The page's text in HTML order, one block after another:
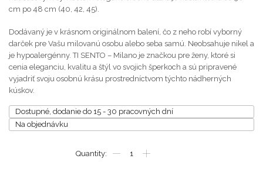
cm po 48 cm (40, 42, 45).
Dodávaný je v krásnom originálnom balení, čo z neho robí vyborný
darček pre Vašu milovanú osobu alebo seba samú. Neobsahuje nikel a
je hypoalergénny. TI SENTO – Milano je značkou pre ženy, ktoré si
cenia eleganciu, kvalitu a štýl vo svojich šperkoch a sú pripravené
vyjadriť svoju osobnú krásu prostredníctvom týchto nádherných
kúskov.
Dostupné, dodanie do 15 - 30 pracovných dní
Na objednávku